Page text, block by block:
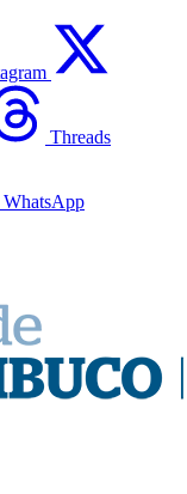
Threads
WhatsApp